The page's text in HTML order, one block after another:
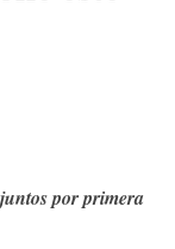
por primera